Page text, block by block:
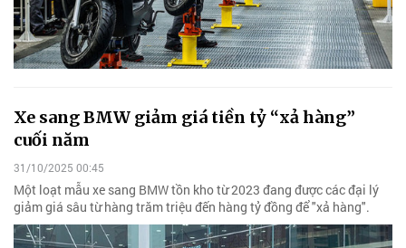
Xe sang BMW giảm giá tiền tỷ “xả hàng”
cuối năm
31/10/2025 00:45
Một loạt mẫu xe sang BMW tồn kho từ 2023 đang được các đại lý
giảm giá sâu từ hàng trăm triệu đến hàng tỷ đồng để "xả hàng".